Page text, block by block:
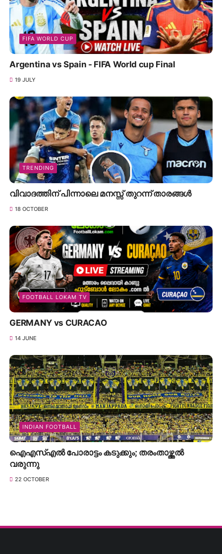
FIFA WORLD CUP
Argentina vs Spain - FIFA World cup Final
19 JULY
TRENDING
വിവാദത്തിന് പിന്നാലെ മനസ്സ് തുറന്ന് താരങ്ങൾ
18 OCTOBER
FOOTBALL LOKAM TV
GERMANY vs CURACAO
14 JUNE
INDIAN FOOTBALL
ഐഎസ്എൽ പോരാട്ടം കടുക്കും; തരംതാഴ്ത്തൽ
വരുന്നു
22 OCTOBER